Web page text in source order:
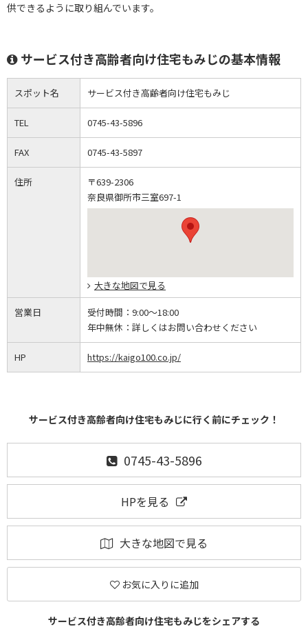
供できるように取り組んでいます。
サービス付き高齢者向け住宅もみじの基本情報
スポット名 サービス付き高齢者向け住宅もみじ
TEL 0745-43-5896
FAX 0745-43-5897
住所
〒639-2306
奈良県御所市三室697-1
大きな地図で見る
営業日 受付時間： 9:00～18:00
年中無休： 詳しくはお問い合わせください
HP https://kaigo100.co.jp/
サービス付き高齢者向け住宅もみじに行く前にチェック！
0745-43-5896
HPを見る
大きな地図で見る
お気に入りに追加
サービス付き高齢者向け住宅もみじをシェアする